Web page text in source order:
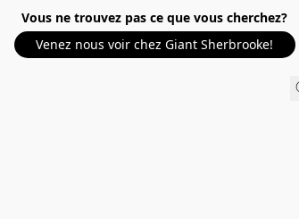
Vous ne trouvez pas ce que vous cherchez?
Venez nous voir chez Giant Sherbrooke!